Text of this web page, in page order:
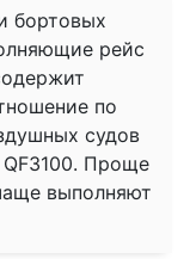
бортовых
рейс
по
судов
Проще
выполняют